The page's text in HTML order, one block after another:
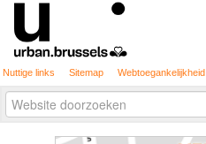
Nuttige links Sitemap Webtoegankelijkheid
Zoek
Geavanceerd
zoeken...